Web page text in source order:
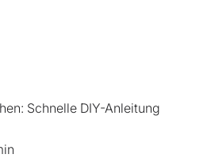
Schnelle DIY-Anleitung